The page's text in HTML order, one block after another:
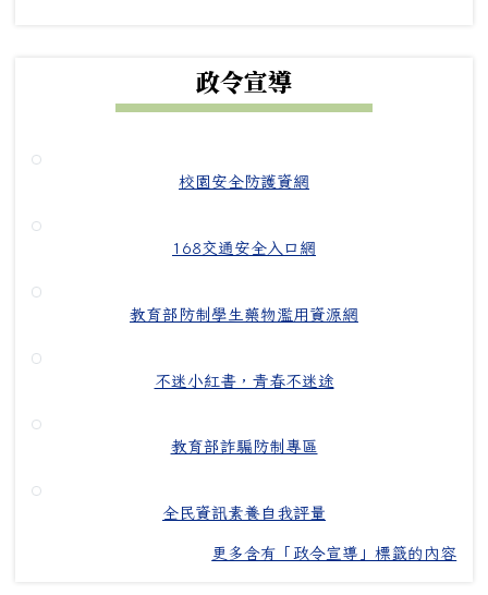
政令宣導
校園安全防護資網
168交通安全入口網
教育部防制學生藥物濫用資源網
不迷小紅書，青春不迷途
教育部詐騙防制專區
全民資訊素養自我評量
更多含有「政令宣導」標籤的內容